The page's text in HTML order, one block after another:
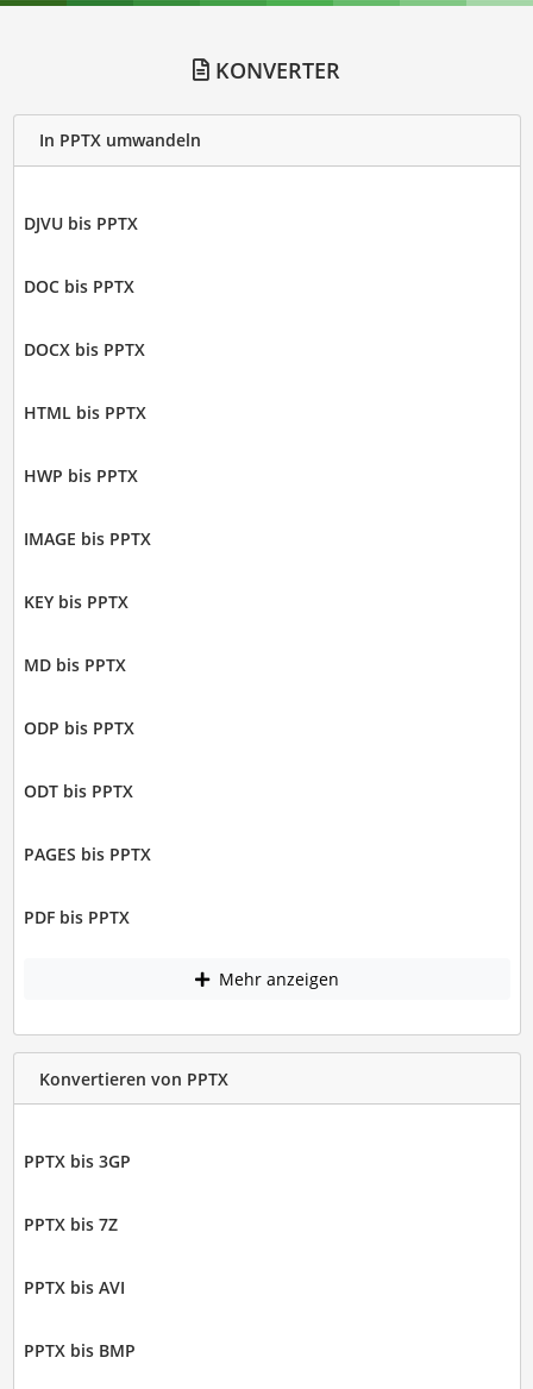
KONVERTER
In PPTX umwandeln
DJVU bis PPTX
DOC bis PPTX
DOCX bis PPTX
HTML bis PPTX
HWP bis PPTX
IMAGE bis PPTX
KEY bis PPTX
MD bis PPTX
ODP bis PPTX
ODT bis PPTX
PAGES bis PPTX
PDF bis PPTX
Mehr anzeigen
Konvertieren von PPTX
PPTX bis 3GP
PPTX bis 7Z
PPTX bis AVI
PPTX bis BMP